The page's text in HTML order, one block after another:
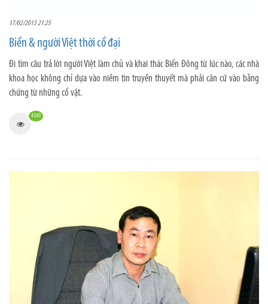
17/02/2013 21:25
Biển & người Việt thời cổ đại
Đi tìm câu trả lời người Việt làm chủ và khai thác Biển Đông từ lúc nào, các nhà
khoa học không chỉ dựa vào niềm tin truyền thuyết mà phải căn cứ vào bằng
chứng từ những cổ vật.
4360